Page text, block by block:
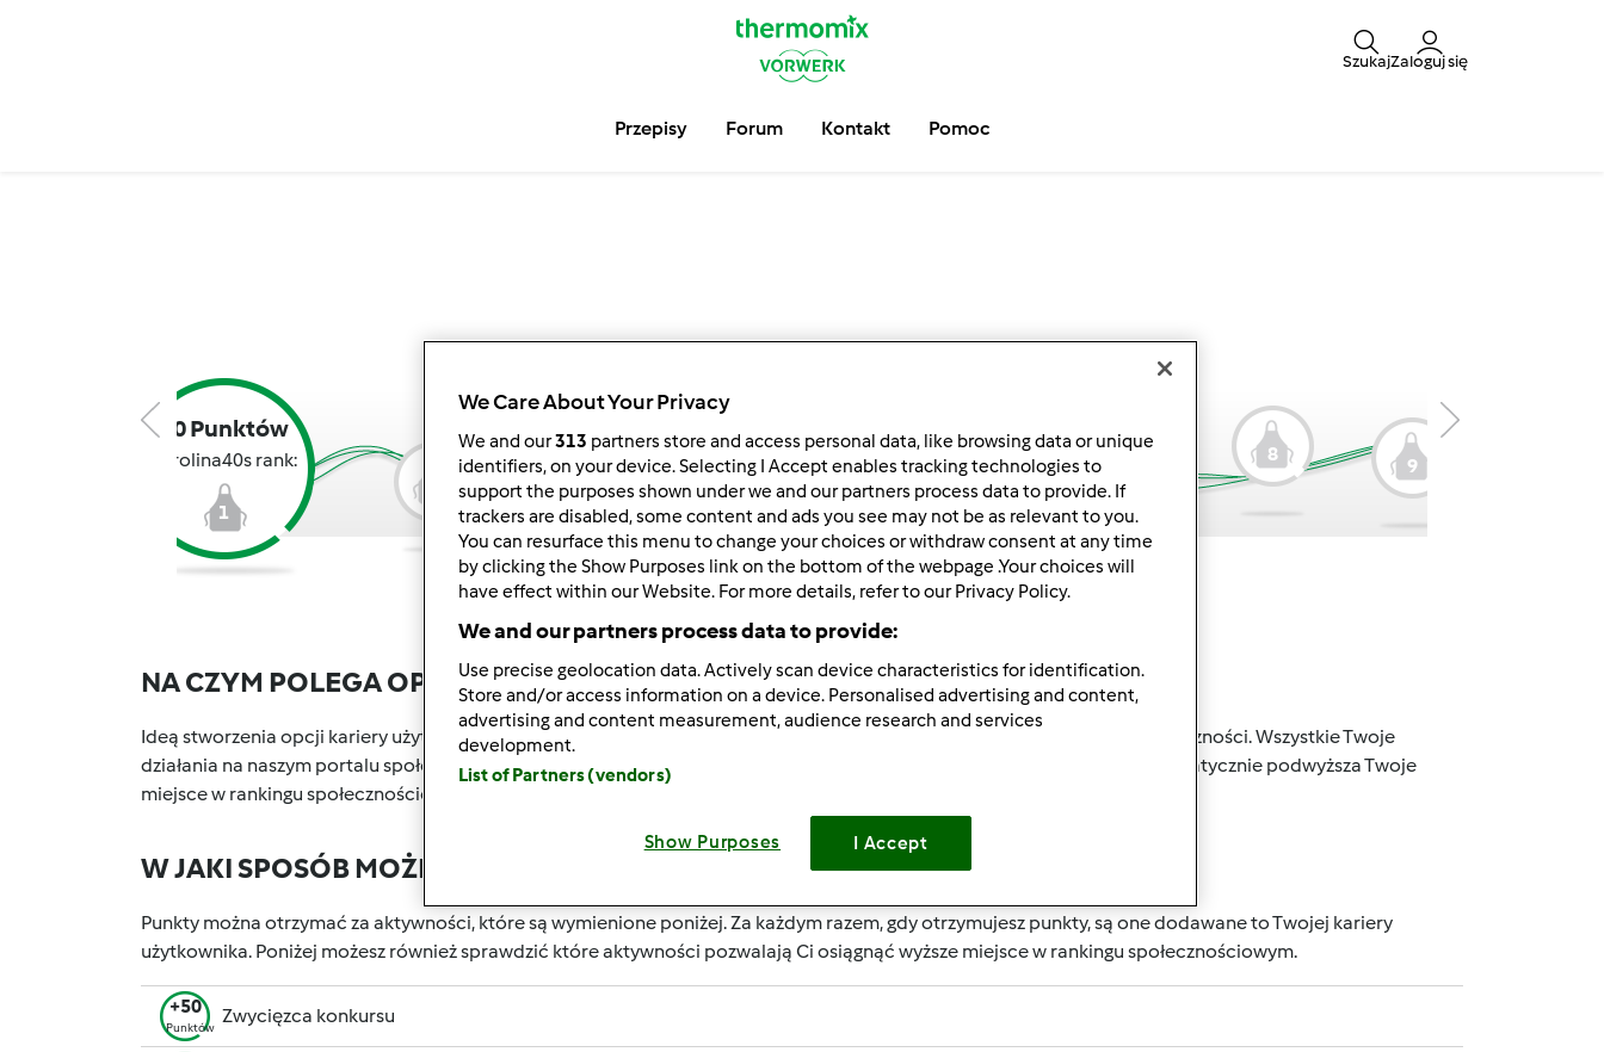
SzukajZaloguj się
Przepisy Forum Kontakt Pomoc
10 Punktów
karolina40s rank:
1
3
4
5
6
8
9
NA CZYM POLEGA OPCJA KARIERY UŻYTKOWNIKA?
Ideą stworzenia opcji kariery użytkownika w Przepisowni jest uznanie jego aktywności, które wspierają rozwój naszej społeczności. Wszystkie Twoje
działania na naszym portalu społecznościowym są nagradzane przez punkty. Osiągnięcie określonej liczby punktów, automatycznie podwyższa Twoje
miejsce w rankingu społecznościowym, który określany jest numerem wewnątrz fartucha obok nazwy użytkownika.
W JAKI SPOSÓB MOŻESZ OTRZYMAĆ PUNKTY ZA AKTYWNOŚĆ?
Punkty można otrzymać za aktywności, które są wymienione poniżej. Za każdym razem, gdy otrzymujesz punkty, są one dodawane to Twojej kariery
użytkownika. Poniżej możesz również sprawdzić które aktywności pozwalają Ci osiągnąć wyższe miejsce w rankingu społecznościowym.
+50
Punktów
Zwycięzca konkursu
We Care About Your Privacy
We and our313 partners store and access personal data, like browsing data or unique
identifiers, on your device. Selecting I Accept enables tracking technologies to
support the purposes shown under we and our partners process data to provide. If
trackers are disabled, some content and ads you see may not be as relevant to you.
You can resurface this menu to change your choices or withdraw consent at any time
by clicking the Show Purposes link on the bottom of the webpage .Your choices will
have effect within our Website. For more details, refer to our Privacy Policy.
We and our partners process data to provide:
Use precise geolocation data. Actively scan device characteristics for identification.
Store and/or access information on a device. Personalised advertising and content,
advertising and content measurement, audience research and services
development.
List of Partners (vendors)
Show Purposes I Accept